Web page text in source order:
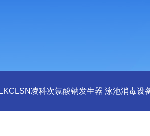
LKCLSN凌科次氯酸钠发生器 泳池消毒设